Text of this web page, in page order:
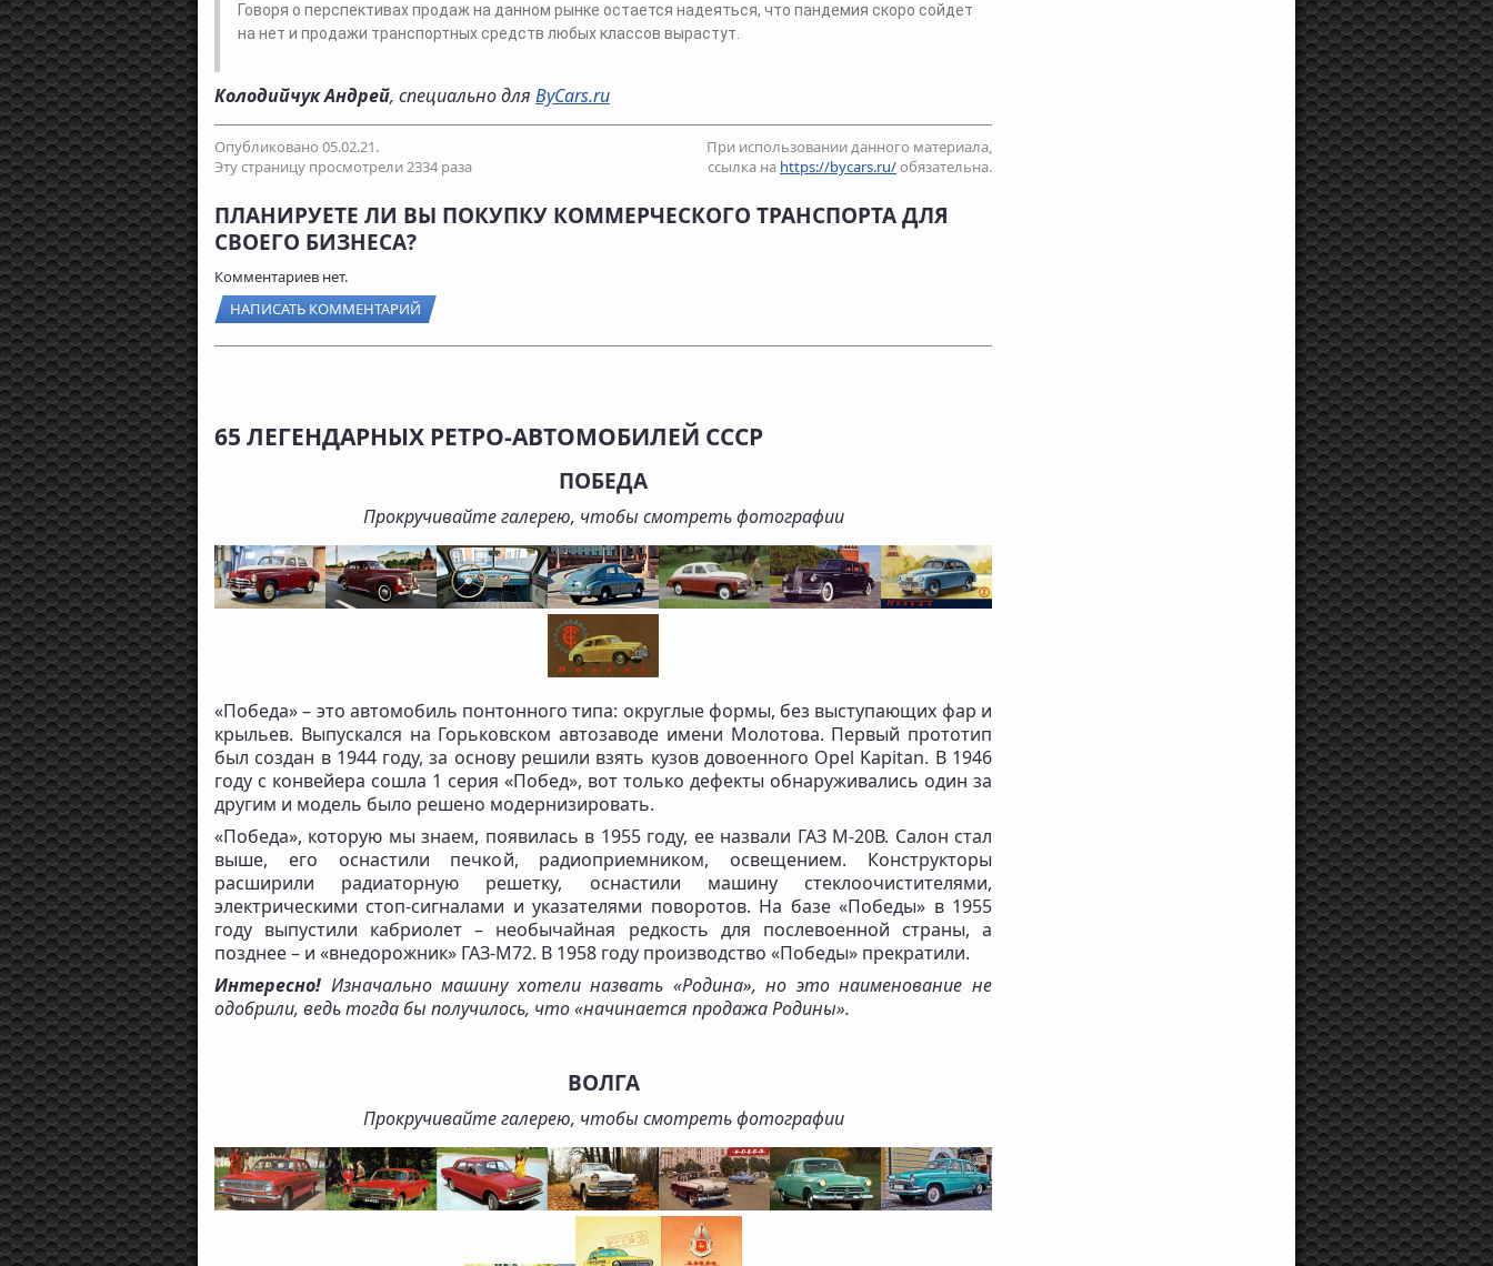
Говоря о перспективах продаж на данном рынке остается надеяться, что пандемия скоро сойдет
на нет и продажи транспортных средств любых классов вырастут.
Колодийчук Андрей, специально для ByCars.ru
При использовании данного материала,
ссылка на https://bycars.ru/обязательна.
Опубликовано 05.02.21.
Эту страницу просмотрели 2334 раза
ПЛАНИРУЕТЕ ЛИ ВЫ ПОКУПКУ КОММЕРЧЕСКОГО ТРАНСПОРТА ДЛЯ
СВОЕГО БИЗНЕСА?
Комментариев нет.
НАПИСАТЬ КОММЕНТАРИЙ
65 ЛЕГЕНДАРНЫХ РЕТРО-АВТОМОБИЛЕЙ СССР
ПОБЕДА
Прокручивайте галерею, чтобы смотреть фотографии
«Победа» – это автомобиль понтонного типа: округлые формы, без выступающих фар и
крыльев. Выпускался на Горьковском автозаводе имени Молотова. Первый прототип
был создан в 1944 году, за основу решили взять кузов довоенного Opel Kapitan. В 1946
году с конвейера сошла 1 серия «Побед», вот только дефекты обнаруживались один за
другим и модель было решено модернизировать.
«Победа», которую мы знаем, появилась в 1955 году, ее назвали ГАЗ М-20В. Салон стал
выше, его оснастили печкой, радиоприемником, освещением. Конструкторы
расширили радиаторную решетку, оснастили машину стеклоочистителями,
электрическими стоп-сигналами и указателями поворотов. На базе «Победы» в 1955
году выпустили кабриолет – необычайная редкость для послевоенной страны, а
позднее – и «внедорожник» ГАЗ-М72. В 1958 году производство «Победы» прекратили.
Интересно! Изначально машину хотели назвать «Родина», но это наименование не
одобрили, ведь тогда бы получилось, что «начинается продажа Родины».
ВОЛГА
Прокручивайте галерею, чтобы смотреть фотографии